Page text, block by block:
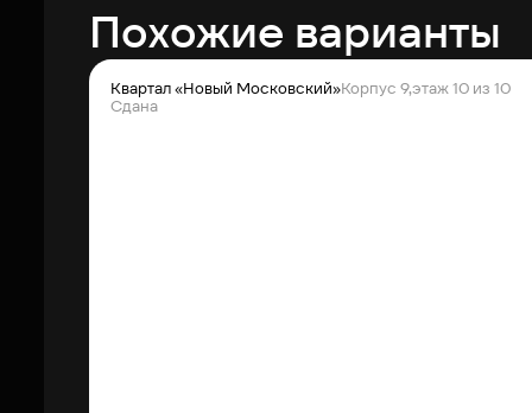
Похожие варианты
Квартал «Новый Московский»Корпус 9,этаж 10 из 10
Сдана